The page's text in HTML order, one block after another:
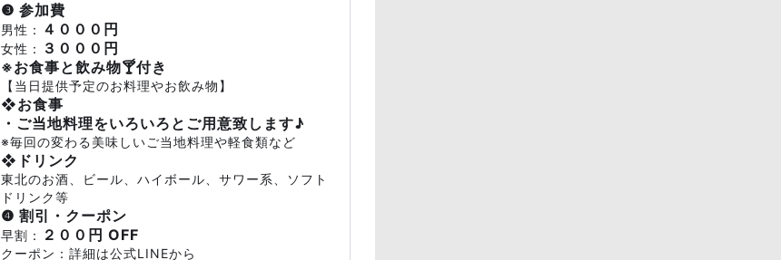
❸ 参加費
男性： ４０００円
女性：
３０００円
※お食事と飲み物🍸付き
【当日提供予定のお料理やお飲み物】
❖お食事
・ご当地料理をいろいろとご用意致します♪
※毎回の変わる美味しいご当地料理や軽食類など
❖ドリンク
東北のお酒、ビール、ハイボール、サワー系、ソフト
ドリンク等
❹ 割引・クーポン
早割： ２００円 OFF
クーポン：詳細は公式LINEから